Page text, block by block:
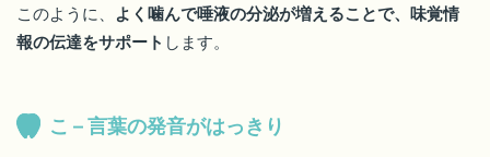
このように、
よく噛んで唾液の分泌が増えることで、味覚情
報の伝達をサポート します。
こ – 言葉の発音がはっきり